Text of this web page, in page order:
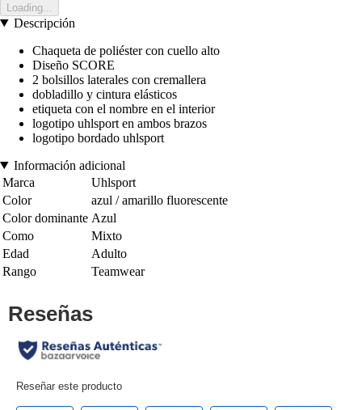
Loading...
Descripción
Chaqueta de poliéster con cuello alto
Diseño SCORE
2 bolsillos laterales con cremallera
dobladillo y cintura elásticos
etiqueta con el nombre en el interior
logotipo uhlsport en ambos brazos
logotipo bordado uhlsport
Información adicional
Marca
Uhlsport
Color
azul / amarillo fluorescente
Color dominante Azul
Como
Mixto
Edad
Adulto
Rango
Teamwear